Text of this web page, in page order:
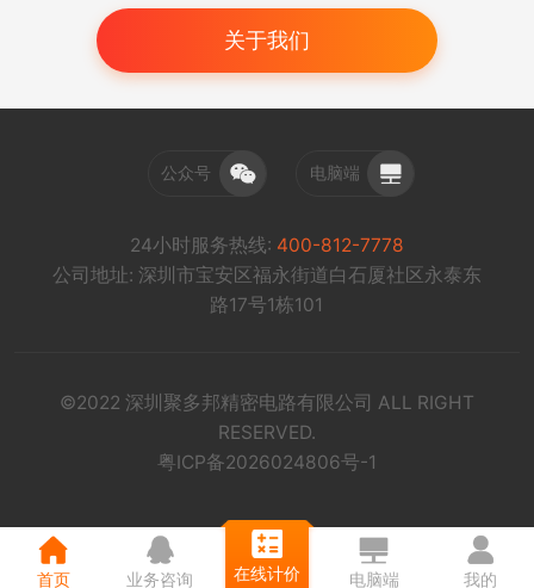
关于我们
公众号 电脑端
24小时服务热线: 400-812-7778
公司地址: 深圳市宝安区福永街道白石厦社区永泰东
路17号1栋101
©2022 深圳聚多邦精密电路有限公司 ALL RIGHT
RESERVED.
粤ICP备2026024806号-1
首页 业务咨询 在线计价 电脑端 我的